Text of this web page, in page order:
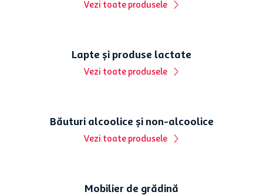
Vezi toate produsele
Lapte și produse lactate
Vezi toate produsele
Băuturi alcoolice și non-alcoolice
Vezi toate produsele
Mobilier de grădină